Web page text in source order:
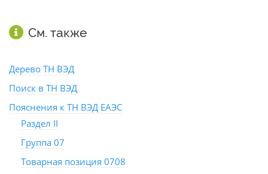
См. также
Дерево ТН ВЭД
Поиск в ТН ВЭД
Пояснения к ТН ВЭД ЕАЭС
Раздел II
Группа 07
Товарная позиция 0708